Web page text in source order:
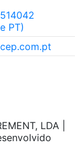
PT)
LDA |